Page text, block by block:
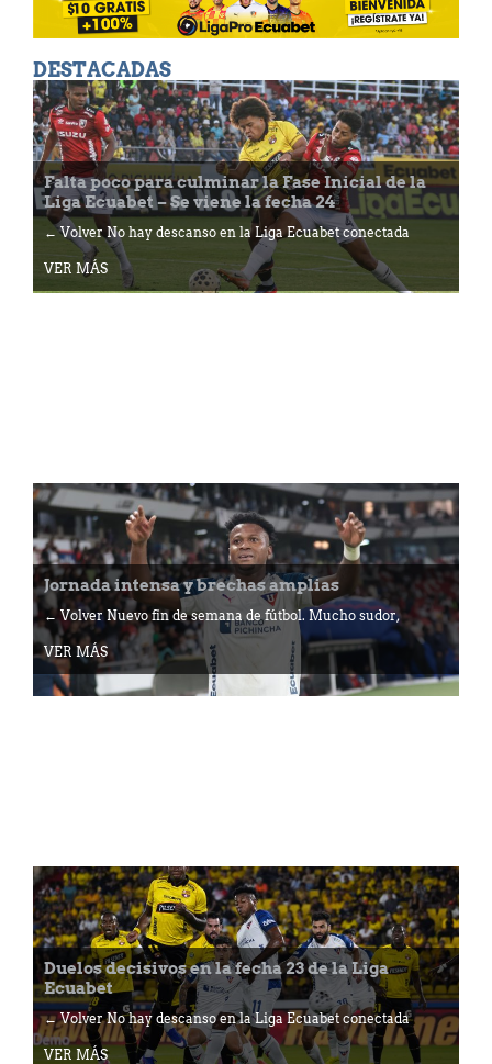
DESTACADAS
Falta poco para culminar la Fase Inicial de la
Liga Ecuabet – Se viene la fecha 24
← Volver No hay descanso en la Liga Ecuabet conectada
VER MÁS
Jornada intensa y brechas amplias
← Volver Nuevo fin de semana de fútbol. Mucho sudor,
VER MÁS
Duelos decisivos en la fecha 23 de la Liga
Ecuabet
← Volver No hay descanso en la Liga Ecuabet conectada
VER MÁS